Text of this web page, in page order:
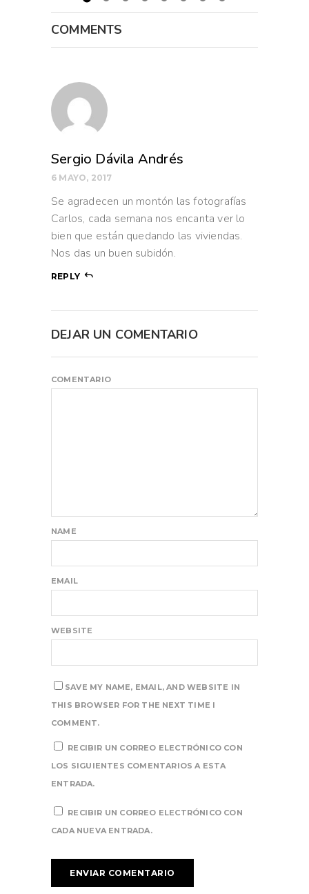
COMMENTS
Sergio Dávila Andrés
6 MAYO, 2017
Se agradecen un montón las fotografías
Carlos, cada semana nos encanta ver lo
bien que están quedando las viviendas.
Nos das un buen subidón.
REPLY
DEJAR UN COMENTARIO
COMENTARIO
NAME
EMAIL
WEBSITE
SAVE MY NAME, EMAIL, AND WEBSITE IN
THIS BROWSER FOR THE NEXT TIME I
COMMENT.
RECIBIR UN CORREO ELECTRÓNICO CON
LOS SIGUIENTES COMENTARIOS A ESTA
ENTRADA.
RECIBIR UN CORREO ELECTRÓNICO CON
CADA NUEVA ENTRADA.